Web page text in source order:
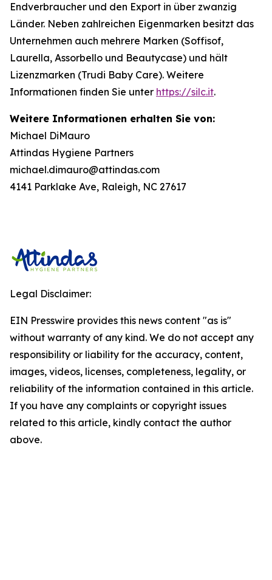
Endverbraucher und den Export in über zwanzig
Länder. Neben zahlreichen Eigenmarken besitzt das
Unternehmen auch mehrere Marken (Soffisof,
Laurella, Assorbello und Beautycase) und hält
Lizenzmarken (Trudi Baby Care). Weitere
Informationen finden Sie unter https://silc.it.
Weitere Informationen erhalten Sie von:
Michael DiMauro
Attindas Hygiene Partners
michael.dimauro@attindas.com
4141 Parklake Ave, Raleigh, NC 27617
Legal Disclaimer:
EIN Presswire provides this news content "as is"
without warranty of any kind. We do not accept any
responsibility or liability for the accuracy, content,
images, videos, licenses, completeness, legality, or
reliability of the information contained in this article.
If you have any complaints or copyright issues
related to this article, kindly contact the author
above.